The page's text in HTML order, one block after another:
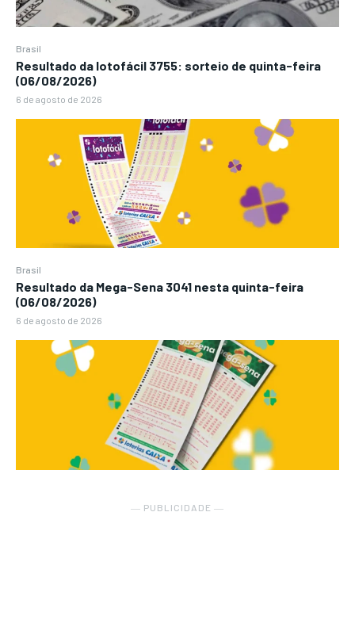
Brasil
Resultado da lotofácil 3755: sorteio de quinta-feira
(06/08/2026)
6 de agosto de 2026
Brasil
Resultado da Mega-Sena 3041 nesta quinta-feira
(06/08/2026)
6 de agosto de 2026
― PUBLICIDADE ―